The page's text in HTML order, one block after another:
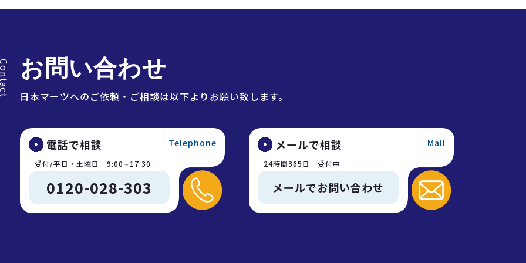
お問い合わせ
日本マーツへのご依頼・ご相談は以下よりお願い致します。
電話で相談 Telephone
受付/平日・土曜日 9:00∼17:30
0120-028-303
メールで相談 Mail
24時間365日 受付中
メールでお問い合わせ